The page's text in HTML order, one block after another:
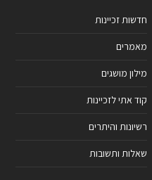
חדשות זכיינות
מאמרים
מילון מושגים
קוד אתי לזכיינות
רשיונות והיתרים
שאלות ותשובות